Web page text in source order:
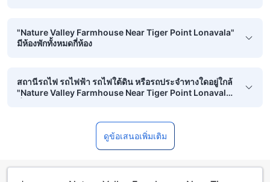
"Nature Valley Farmhouse Near Tiger Point Lonavala"
มีห้องพักทั้งหมดกี่ห้อง
สถานีรถไฟ รถไฟฟ้า รถไฟใต้ดิน หรือรถประจำทางใดอยู่ใกล้
"Nature Valley Farmhouse Near Tiger Point Lonavala"
ดูข้อเสนอเพิ่มเติม